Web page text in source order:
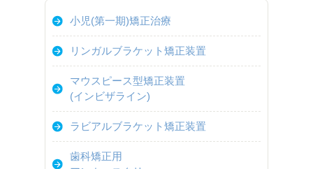
小児(第一期)矯正治療
リンガルブラケット矯正装置
マウスピース型矯正装置
(インビザライン)
ラビアルブラケット矯正装置
歯科矯正用